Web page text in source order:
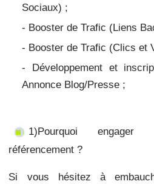
Sociaux) ;
- Booster de Trafic (Liens
- Booster de Trafic (Clics et
- Développement et
Annonce Blog/Presse ;
1)Pourquoi
référencement ?
Si vous hésitez à